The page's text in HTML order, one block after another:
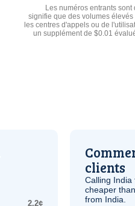
Les numéros entrants
signifie que des volumes
les centres d'appels ou de
un supplément de $0.01
2.2¢
clients
Calling
cheaper
from India.